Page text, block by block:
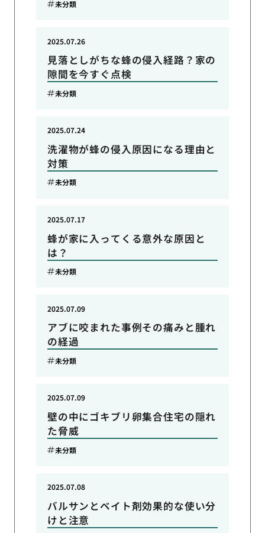
未分類
見落としがちな蜂の侵入経路？家の
隙間を今すぐ点検
2025.07.26
未分類
洗濯物が蜂の侵入原因になる理由と
対策
2025.07.24
未分類
蜂が家に入ってくる意外な原因と
は？
2025.07.17
未分類
アブに咬まれた事例その痛みと腫れ
の経過
2025.07.09
未分類
壁の中にゴキブリ卵集合住宅の隠れ
た脅威
2025.07.09
未分類
バルサンとベイト剤効果的な使い分
けと注意
2025.07.08